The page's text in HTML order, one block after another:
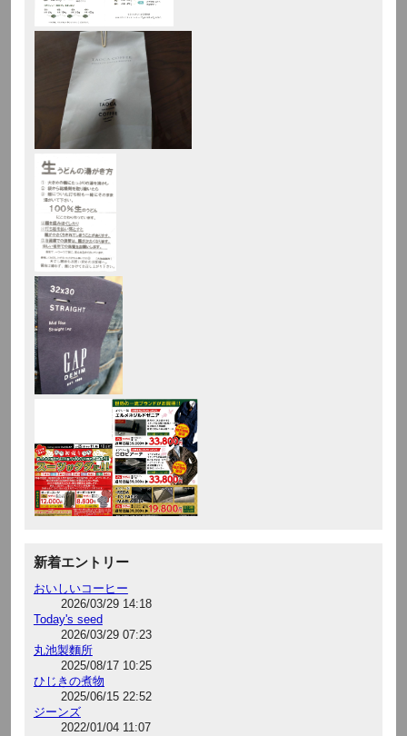
新着エントリー
おいしいコーヒー
2026/03/29 14:18
Today's seed
2026/03/29 07:23
丸池製麵所
2025/08/17 10:25
ひじきの煮物
2025/06/15 22:52
ジーンズ
2022/01/04 11:07